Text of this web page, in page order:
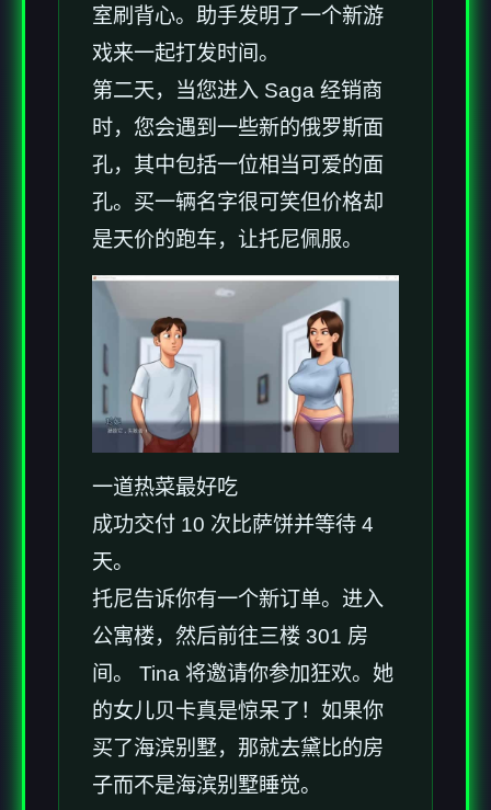
室刷背心。助手发明了一个新游
戏来一起打发时间。
第二天，当您进入 Saga 经销商
时，您会遇到一些新的俄罗斯面
孔，其中包括一位相当可爱的面
孔。买一辆名字很可笑但价格却
是天价的跑车，让托尼佩服。
一道热菜最好吃
成功交付 10 次比萨饼并等待 4
天。
托尼告诉你有一个新订单。进入
公寓楼，然后前往三楼 301 房
间。 Tina 将邀请你参加狂欢。她
的女儿贝卡真是惊呆了！如果你
买了海滨别墅，那就去黛比的房
子而不是海滨别墅睡觉。